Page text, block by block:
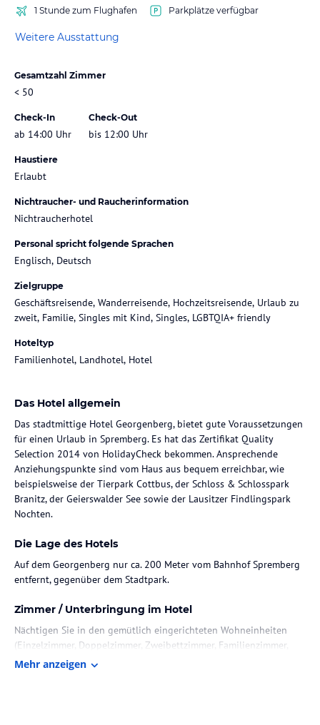
1 Stunde zum Flughafen
Parkplätze verfügbar
Weitere Ausstattung
Gesamtzahl Zimmer
< 50
Check-In
ab 14:00 Uhr
Check-Out
bis 12:00 Uhr
Haustiere
Erlaubt
Nichtraucher- und Raucherinformation
Nichtraucherhotel
Personal spricht folgende Sprachen
Englisch, Deutsch
Zielgruppe
Geschäftsreisende, Wanderreisende, Hochzeitsreisende, Urlaub zu
zweit, Familie, Singles mit Kind, Singles, LGBTQIA+ friendly
Hoteltyp
Familienhotel, Landhotel, Hotel
Das Hotel allgemein
Das stadtmittige Hotel Georgenberg, bietet gute Voraussetzungen
für einen Urlaub in Spremberg. Es hat das Zertifikat Quality
Selection 2014 von HolidayCheck bekommen. Ansprechende
Anziehungspunkte sind vom Haus aus bequem erreichbar, wie
beispielsweise der Tierpark Cottbus, der Schloss & Schlosspark
Branitz, der Geierswalder See sowie der Lausitzer Findlingspark
Nochten.
Die Lage des Hotels
Auf dem Georgenberg nur ca. 200 Meter vom Bahnhof Spremberg
entfernt, gegenüber dem Stadtpark.
Zimmer / Unterbringung im Hotel
Nächtigen Sie in den gemütlich eingerichteten Wohneinheiten
(Einzelzimmer, Doppelzimmer, Zweibettzimmer, Familienzimmer,
Dreibettzimmer, Suite mit Balkon). Auf jedem Zimmer gibt es ein
Mehr anzeigen